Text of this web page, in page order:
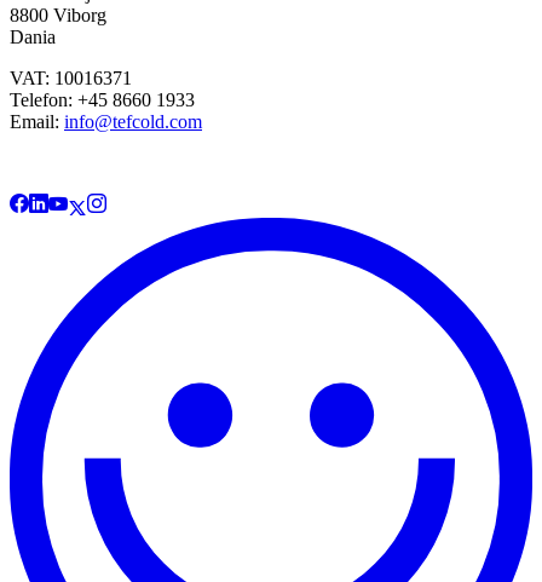
8800 Viborg
Dania
VAT: 10016371
Telefon: +45 8660 1933
Email: info@tefcold.com